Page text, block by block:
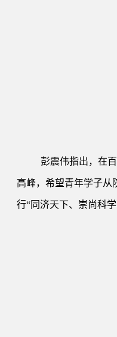
彭震伟指出，在百
高峰，希望青年学子从
行“同济天下、崇尚科